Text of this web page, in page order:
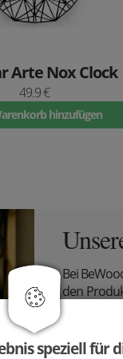
Arte Nox Clock
49.9 €
hinzufügen
Bei
den
die
Stiche
speziell für